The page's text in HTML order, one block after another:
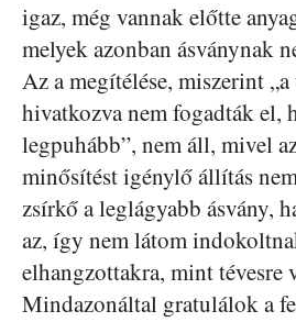
igaz, még vannak előtte
melyek azonban ásványnak
Az a megítélése, miszerint
hivatkozva nem fogadták el,
legpuhább”, nem áll, mivel
minősítést igénylő állítás
zsírkő a leglágyabb ásvány,
az, így nem látom
elhangzottakra, mint tévesre
Mindazonáltal gratulálok a